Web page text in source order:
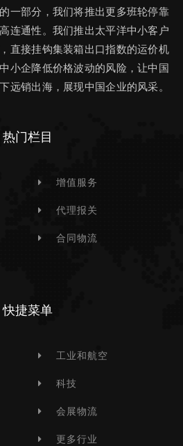
一部分，我们将推出更多班轮停靠
连通性。我们推出太平洋中小客户
直接挂钩集装箱出口指数的运价机
小企降低价格波动的风险，让中国
远销出海，展现中国企业的风采。
热门栏目
增值服务
代理报关
合同物流
快捷菜单
工业和航空
科技
会展物流
更多行业